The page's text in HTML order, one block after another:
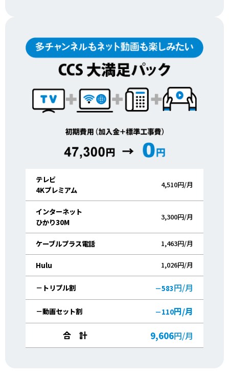
テレビ
4Kプレミアム
4,510円/月
インターネット
ひかり30M
3,300円/月
ケーブルプラス電話 1,463円/月
Hulu 1,026円/月
－トリプル割 －583円/月
－動画セット割 －110円/月
合 計
9,606円/月